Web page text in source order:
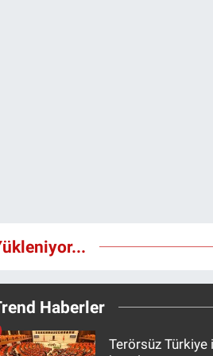
Haberler
Terörsüz Türkiye